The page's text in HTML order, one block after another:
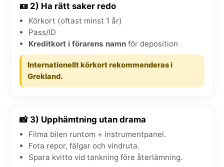
🪪 2) Ha rätt saker redo
Körkort (oftast minst 1 år)
Pass/ID
Kreditkort i förarens namn för deposition
Internationellt körkort rekommenderas i
Grekland.
📸 3) Upphämtning utan drama
Filma bilen runtom + instrumentpanel.
Fota repor, fälgar och vindruta.
Spara kvitto vid tankning före återlämning.